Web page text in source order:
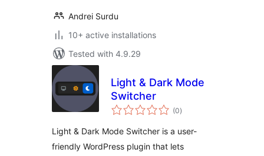
Andrei Surdu
10+ active installations
Tested with 4.9.29
Light & Dark Mode
Switcher
(0total
ratings
)
Light & Dark Mode Switcher is a user-
friendly WordPress plugin that lets